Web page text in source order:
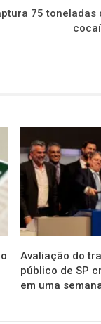
75 toneladas
Avaliação do
público de SP
em uma